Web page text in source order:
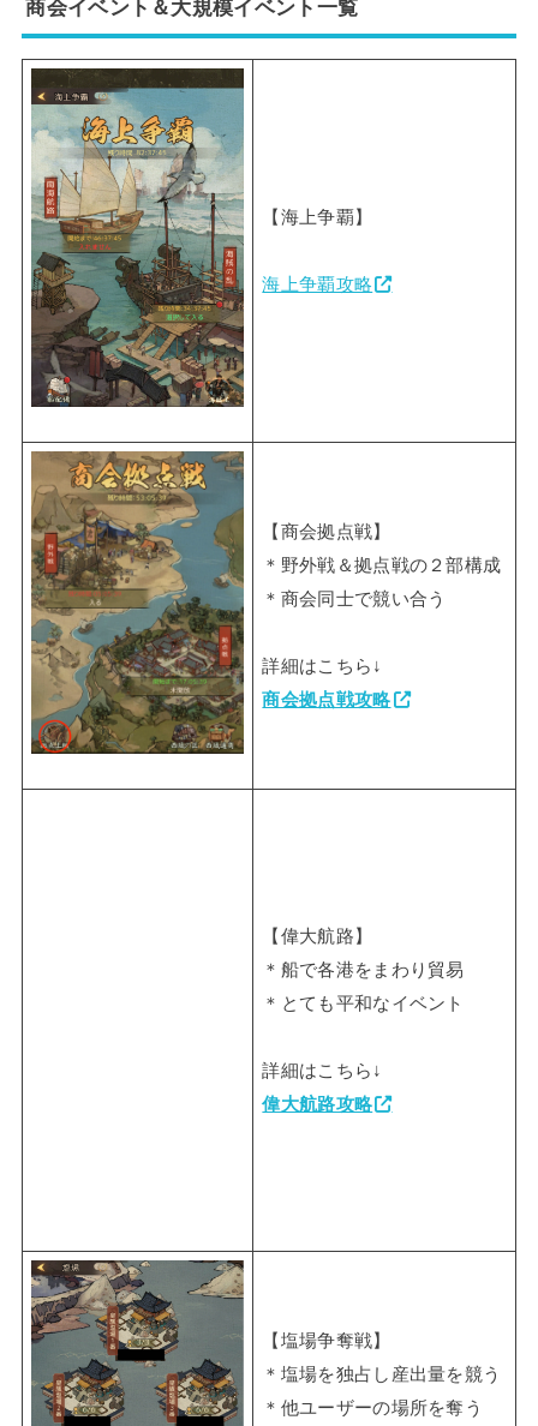
商会イベント＆大規模イベント一覧
【海上争覇】
海上争覇攻略
【商会拠点戦】
＊野外戦＆拠点戦の２部構成
＊商会同士で競い合う
詳細はこちら↓
商会拠点戦攻略
【偉大航路】
＊船で各港をまわり貿易
＊とても平和なイベント
詳細はこちら↓
偉大航路攻略
【塩場争奪戦】
＊塩場を独占し産出量を競う
＊他ユーザーの場所を奪う